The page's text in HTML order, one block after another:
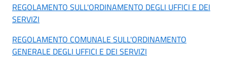
REGOLAMENTO SULL'ORDINAMENTO DEGLI UFFICI E DEI
SERVIZI
REGOLAMENTO COMUNALE SULL'ORDINAMENTO
GENERALE DEGLI UFFICI E DEI SERVIZI